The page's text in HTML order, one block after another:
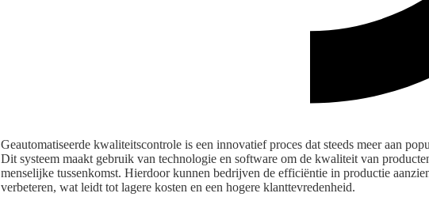
Geautomatiseerde kwaliteitscontrole is een innovatief proces dat steeds meer aan
Dit systeem maakt gebruik van technologie en software om de kwaliteit van
menselijke tussenkomst. Hierdoor kunnen bedrijven de efficiëntie in productie
verbeteren, wat leidt tot lagere kosten en een hogere klanttevredenheid.